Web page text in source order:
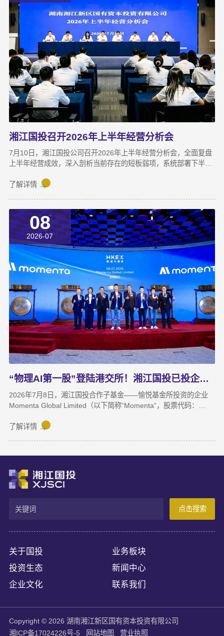
湘江国投召开2026年上半年经营分析会
7月10日，湘江国投公司召开2026年上半年经营分析会，全面复盘
上半年经营成效，深入剖析当前存在的短板弱项，系统部署下半年
年。湘江集团党委副书记宋邦到会指导，湘江国投公司董事长龚国
了上半年业务拓展、指标完成及重点专项推进情况。领导班子成员
结合分管领域，交流工作思路与落实举措，进一步统一思想、凝聚
共识，为下半年协同作战夯实基础。龚国旺在总结讲话中指出，上
半年公司经营效益稳中有升，实现营收6358万元，同比增长
27.6%；利润总额达1.26亿元，同比增长82.8%。股权投资标的持
续向好，金融资产浮盈实现可持续增长，投资主业对公司整体盈利
能力的支撑作用进一步增强。基金业务进退有序，投退良性循环格
局初步形成；直投项目储备与落地扎实推进，资本招商取得实质进
展；湘江基金小镇二期克服连续雨季施工困难，顺利完成竣工验
收；数据运营、商业保理转型取得阶段性突破，科技成果转化服务
与大学生创新创业支持工作也正加速铺开，为后续增长注入新活
力。
了解详情
08
2026-07
“物理AI第一股”登陆港交所！湘江国投已投企业Momenta成功上市
2026年7月8日，湘江国投合作子基金——愉悦基金所投资的企业
Momenta Global Limited（以下简称“Momenta”，股票代码：
第一股”。Momenta本次上市募集资金将主要用于物理AI核心技术
驾驶与人工智能企业，核心团队源自微软亚洲研究院、商汤科技等
AI机构。公司率先提出并量产首发R7世界模型，让AI从“识别像素”
进阶为“理解物理规律、推演真实世界演变”，支撑乘用车高阶智
驾、Robotaxi、无人物流等全场景落地。截至上市前夕，搭载
Momenta智驾系统的量产车辆规模已突破100万台，成功交付超
100款量产车型，与全球前十车企中九家建立合作。据灼识咨询数
据，2025年3月至2026年2月，Momenta在中国第三方城市NOA解
决方案市场销量市占率达65%，位居独立供应商，确立了其物理AI
了解详情
点击搜索
关于国投
业务板块
投资生态
新闻中心
企业文化
联系我们
Copyright © 2026 湖南湘江新区国有资本投资有限公司
湘ICP备17024226号-5
网站地图 营业执照